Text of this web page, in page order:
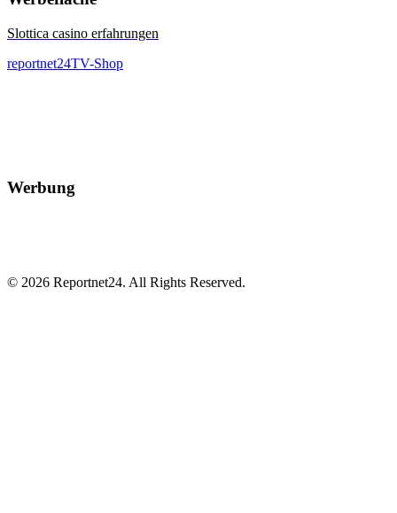
Slottica casino erfahrungen
reportnet24TV-Shop
Werbung
© 2026 Reportnet24. All Rights Reserved.